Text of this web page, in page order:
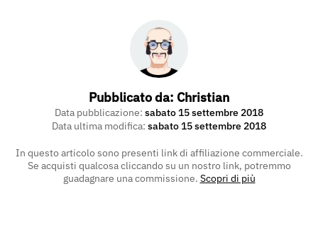
Pubblicato da: Christian
Data pubblicazione: sabato 15 settembre 2018
Data ultima modifica: sabato 15 settembre 2018
In questo articolo sono presenti link di affiliazione commerciale.
Se acquisti qualcosa cliccando su un nostro link, potremmo
guadagnare una commissione. Scopri di più